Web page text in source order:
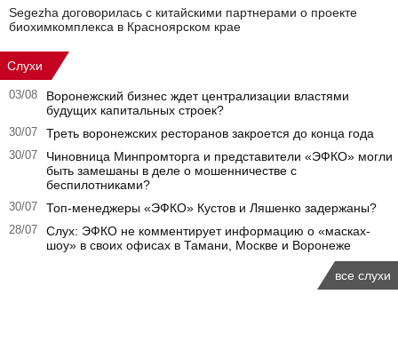
Segezha договорилась с китайскими партнерами о проекте
биохимкомплекса в Красноярском крае
Слухи
03/08
Воронежский бизнес ждет централизации властями
будущих капитальных строек?
30/07 Треть воронежских ресторанов закроется до конца года
30/07
Чиновница Минпромторга и представители «ЭФКО» могли
быть замешаны в деле о мошенничестве с
беспилотниками?
30/07 Топ-менеджеры «ЭФКО» Кустов и Ляшенко задержаны?
28/07
Слух: ЭФКО не комментирует информацию о «масках-
шоу» в своих офисах в Тамани, Москве и Воронеже
все слухи